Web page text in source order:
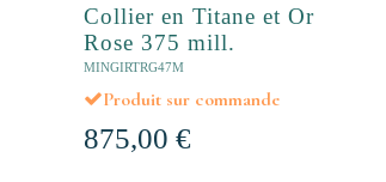
Collier en Titane et Or
Rose 375 mill.
MINGIRTRG47M
Produit sur commande
875,00 €